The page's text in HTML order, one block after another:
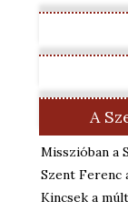
A
Misszióban a
Szent Ferenc
Kincsek a